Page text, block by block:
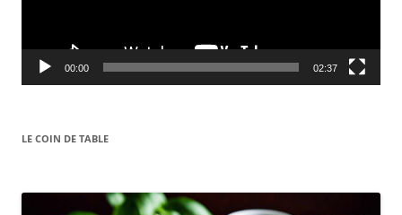
00:00 02:37
LE COIN DE TABLE